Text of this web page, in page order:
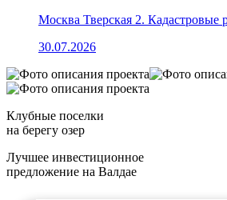
Москва Тверская 2. Кадастровые
30.07.2026
Клубные поселки
на берегу озер
Лучшее инвестиционное
предложение на Валдае